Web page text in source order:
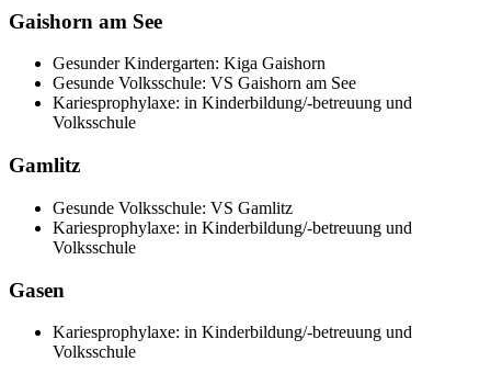
Gaishorn am See
Gesunder Kindergarten: Kiga Gaishorn
Gesunde Volksschule: VS Gaishorn am See
Kariesprophylaxe: in Kinderbildung/-betreuung und
Volksschule
Gamlitz
Gesunde Volksschule: VS Gamlitz
Kariesprophylaxe: in Kinderbildung/-betreuung und
Volksschule
Gasen
Kariesprophylaxe: in Kinderbildung/-betreuung und
Volksschule